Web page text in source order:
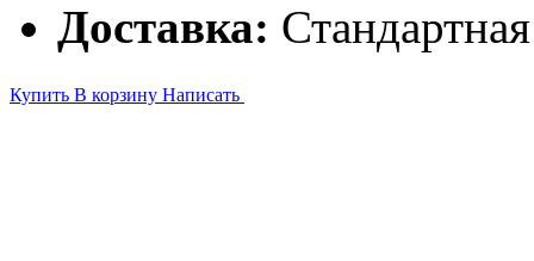
Доставка:
Купить В корзину Написать